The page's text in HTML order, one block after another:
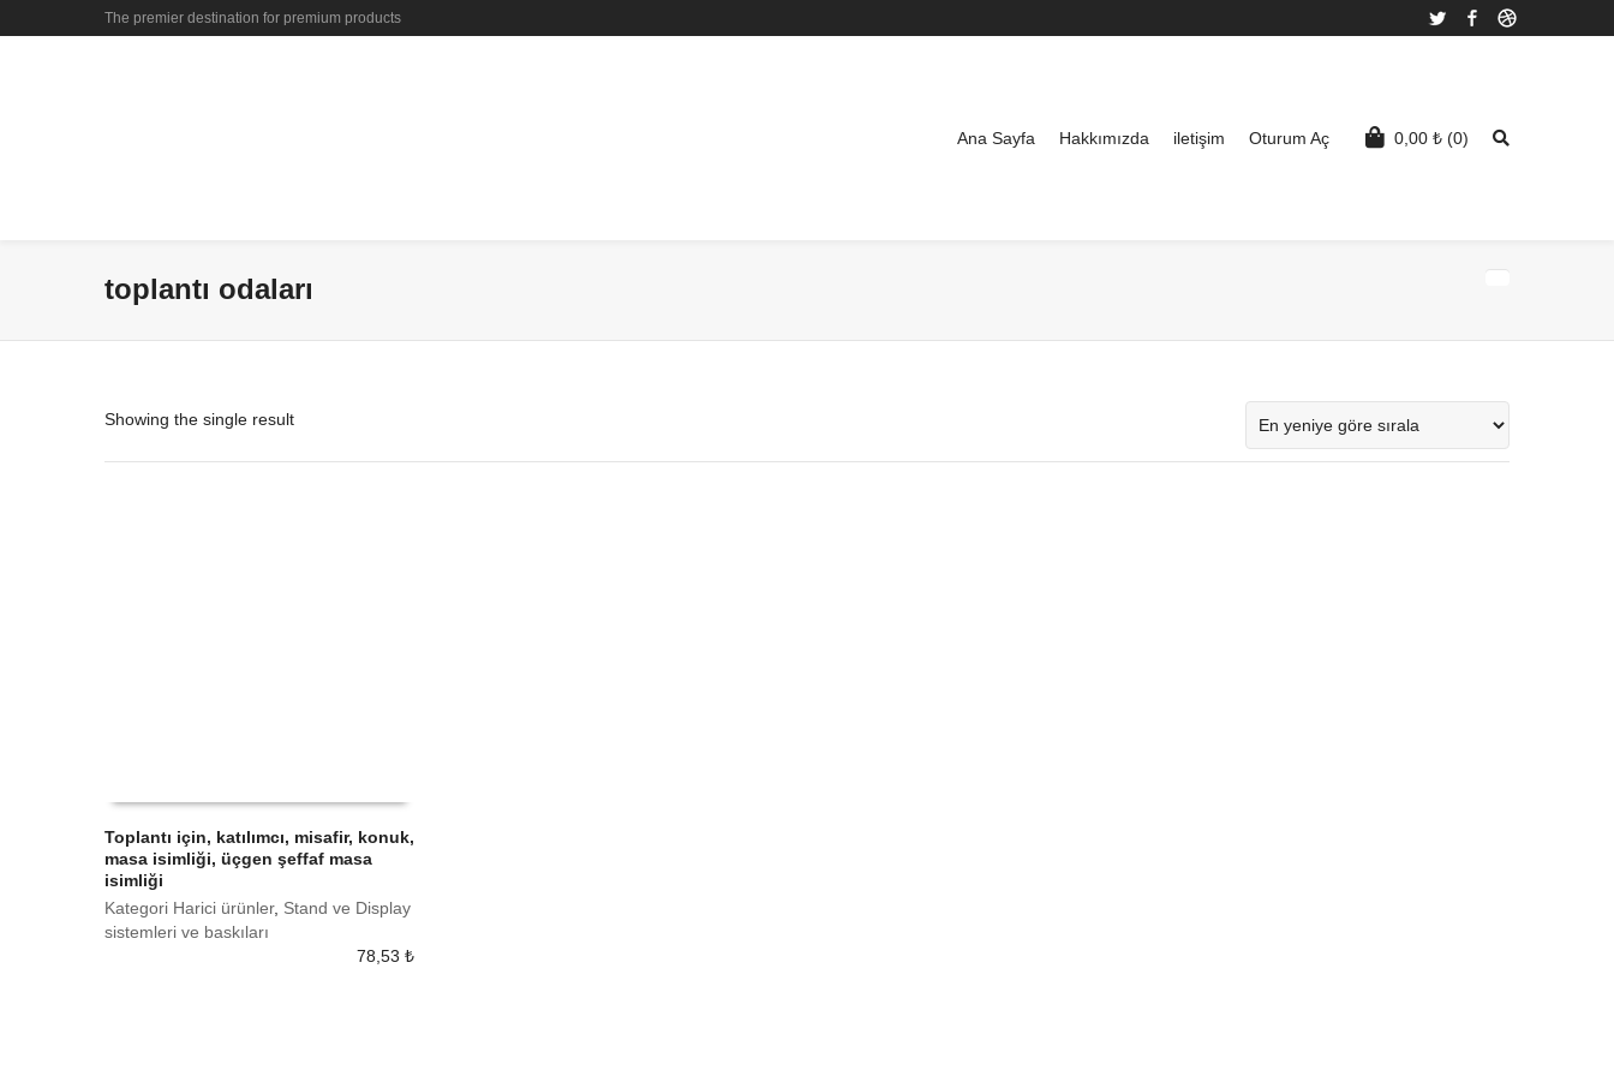
The premier destination for premium products Twitter Facebook
0,00 ₺ (0)
Ana Sayfa Hakkımızda iletişim Oturum Aç
toplantı odaları
Showing the single result
SEPETE EKLE
Toplantı için, katılımcı, misafir, konuk,
masa isimliği, üçgen şeffaf masa
isimliği
Kategori Harici ürünler, Stand ve Display
sistemleri ve baskıları
78,53 ₺